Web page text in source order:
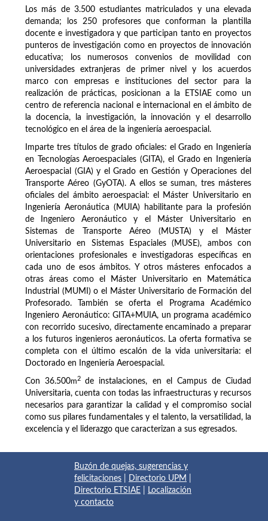
Los más de 3.500 estudiantes matriculados y una elevada
demanda; los 250 profesores que conforman la plantilla
docente e investigadora y que participan tanto en proyectos
punteros de investigación como en proyectos de innovación
educativa; los numerosos convenios de movilidad con
universidades extranjeras de primer nivel y los acuerdos
marco con empresas e instituciones del sector para la
realización de prácticas, posicionan a la ETSIAE como un
centro de referencia nacional e internacional en el ámbito de
la docencia, la investigación, la innovación y el desarrollo
tecnológico en el área de la ingeniería aeroespacial.
Imparte tres títulos de grado oficiales: el Grado en Ingeniería
en Tecnologías Aeroespaciales (GITA), el Grado en Ingeniería
Aeroespacial (GIA) y el Grado en Gestión y Operaciones del
Transporte Aéreo (GyOTA). A ellos se suman, tres másteres
oficiales del ámbito aeroespacial: el Máster Universitario en
Ingeniería Aeronáutica (MUIA) habilitante para la profesión
de Ingeniero Aeronáutico y el Máster Universitario en
Sistemas de Transporte Aéreo (MUSTA) y el Máster
Universitario en Sistemas Espaciales (MUSE), ambos con
orientaciones profesionales e investigadoras específicas en
cada uno de esos ámbitos. Y otros másteres enfocados a
otras áreas como el Máster Universitario en Matemática
Industrial (MUMI) o el Máster Universitario de Formación del
Profesorado. También se oferta el Programa Académico
Ingeniero Aeronáutico: GITA+MUIA, un programa académico
con recorrido sucesivo, directamente encaminado a preparar
a los futuros ingenieros aeronáuticos. La oferta formativa se
completa con el último escalón de la vida universitaria: el
Doctorado en Ingeniería Aeroespacial.
Con 36.500m2
de instalaciones, en el Campus de Ciudad
Universitaria, cuenta con todas las infraestructuras y recursos
necesarios para garantizar la calidad y el compromiso social
como sus pilares fundamentales y el talento, la versatilidad, la
excelencia y el liderazgo que caracterizan a sus egresados.
Buzón de quejas, sugerencias y
felicitaciones
Directorio UPM
Directorio ETSIAE
Localización
y contacto